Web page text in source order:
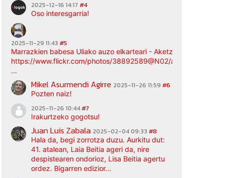
2025-12-16 14:17 #4
Oso interesgarria!
2025-11-29 11:43 #5
Marrazkien babesa Uliako auzo elkarteari - Aketz etxea (argazki
https://www.flickr.com/photos/38892589@N02/albums/
...
Mikel Asurmendi Agirre 2025-11-26 11:59 #6
Pozten naiz!
2025-11-26 10:44#7
Irakurtzeko gogotsu!
Juan Luis Zabala 2025-02-04 09:33 #8
Hala da, begi zorrotza duzu. Aurkitu dut:
41. atalean, Laia Beitia ageri da, nire
despistearen ondorioz, Lisa Beitia agertu
ordez. Bigarren edizior...